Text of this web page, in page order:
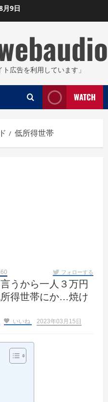
月9日
広告を利用しています」
WATCH
低所得世帯
フォローする
うから一人３万円
得世帯にか…焼け
いいね
2023年03月15日